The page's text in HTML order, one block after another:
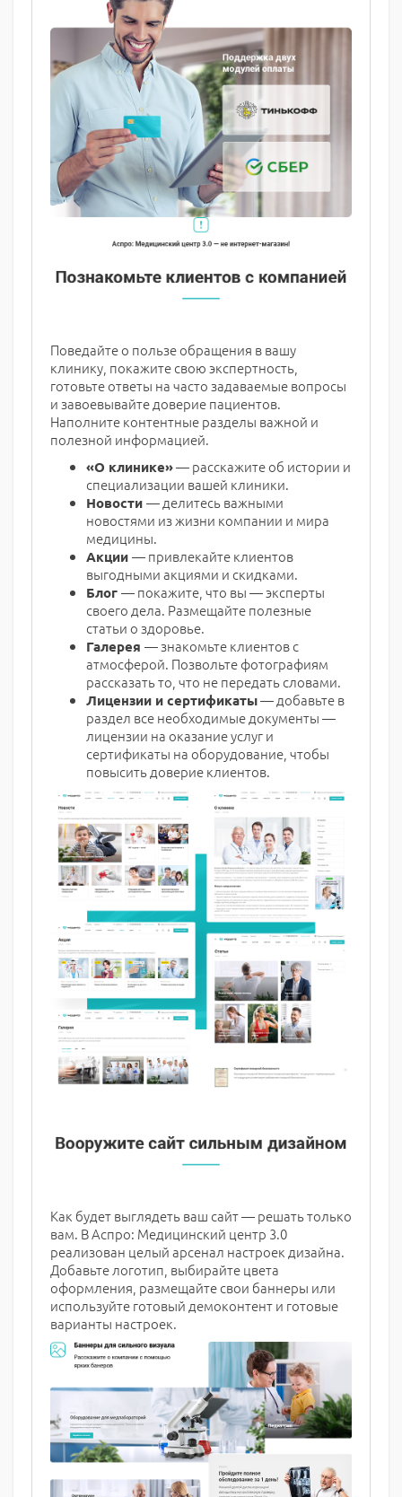
Поведайте о пользе обращения в вашу
клинику, покажите свою экспертность,
готовьте ответы на часто задаваемые вопросы
и завоевывайте доверие пациентов.
Наполните контентные разделы важной и
полезной информацией.
«О клинике»— расскажите об истории и
специализации вашей клиники.
Новости — делитесь важными
новостями из жизни компании и мира
медицины.
Акции — привлекайте клиентов
выгодными акциями и скидками.
Блог — покажите, что вы — эксперты
своего дела. Размещайте полезные
статьи о здоровье.
Галерея — знакомьте клиентов с
атмосферой. Позвольте фотографиям
рассказать то, что не передать словами.
Лицензии и сертификаты— добавьте в
раздел все необходимые документы —
лицензии на оказание услуг и
сертификаты на оборудование, чтобы
повысить доверие клиентов.
Как будет выглядеть ваш сайт — решать только
вам. В Аспро: Медицинский центр 3.0
реализован целый арсенал настроек дизайна.
Добавьте логотип, выбирайте цвета
оформления, размещайте свои баннеры или
используйте готовый демоконтент и готовые
варианты настроек.